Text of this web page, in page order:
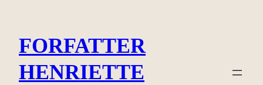
indhold
FORFATTER
HENRIETTE